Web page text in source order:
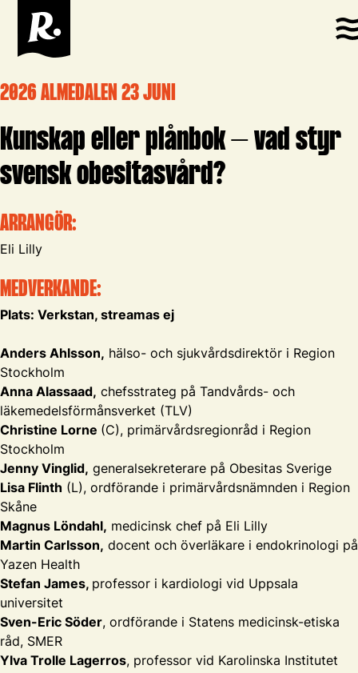
2026 ALMEDALEN 23 JUNI
Kunskap eller plånbok – vad styr
svensk obesitasvård?
ARRANGÖR:
Eli Lilly
MEDVERKANDE:
Plats: Verkstan, streamas ej
Anders Ahlsson, hälso- och sjukvårdsdirektör i Region
Stockholm
Anna Alassaad, chefsstrateg på Tandvårds- och
läkemedelsförmånsverket (TLV)
Christine Lorne (C), primärvårdsregionråd i Region
Stockholm
Jenny Vinglid, generalsekreterare på Obesitas Sverige
Lisa Flinth (L), ordförande i primärvårdsnämnden i Region
Skåne
Magnus Löndahl, medicinsk chef på Eli Lilly
Martin Carlsson, docent och överläkare i endokrinologi på
Yazen Health
Stefan James, professor i kardiologi vid Uppsala
universitet
Sven-Eric Söder, ordförande i Statens medicinsk-etiska
råd, SMER
Ylva Trolle Lagerros, professor vid Karolinska Institutet